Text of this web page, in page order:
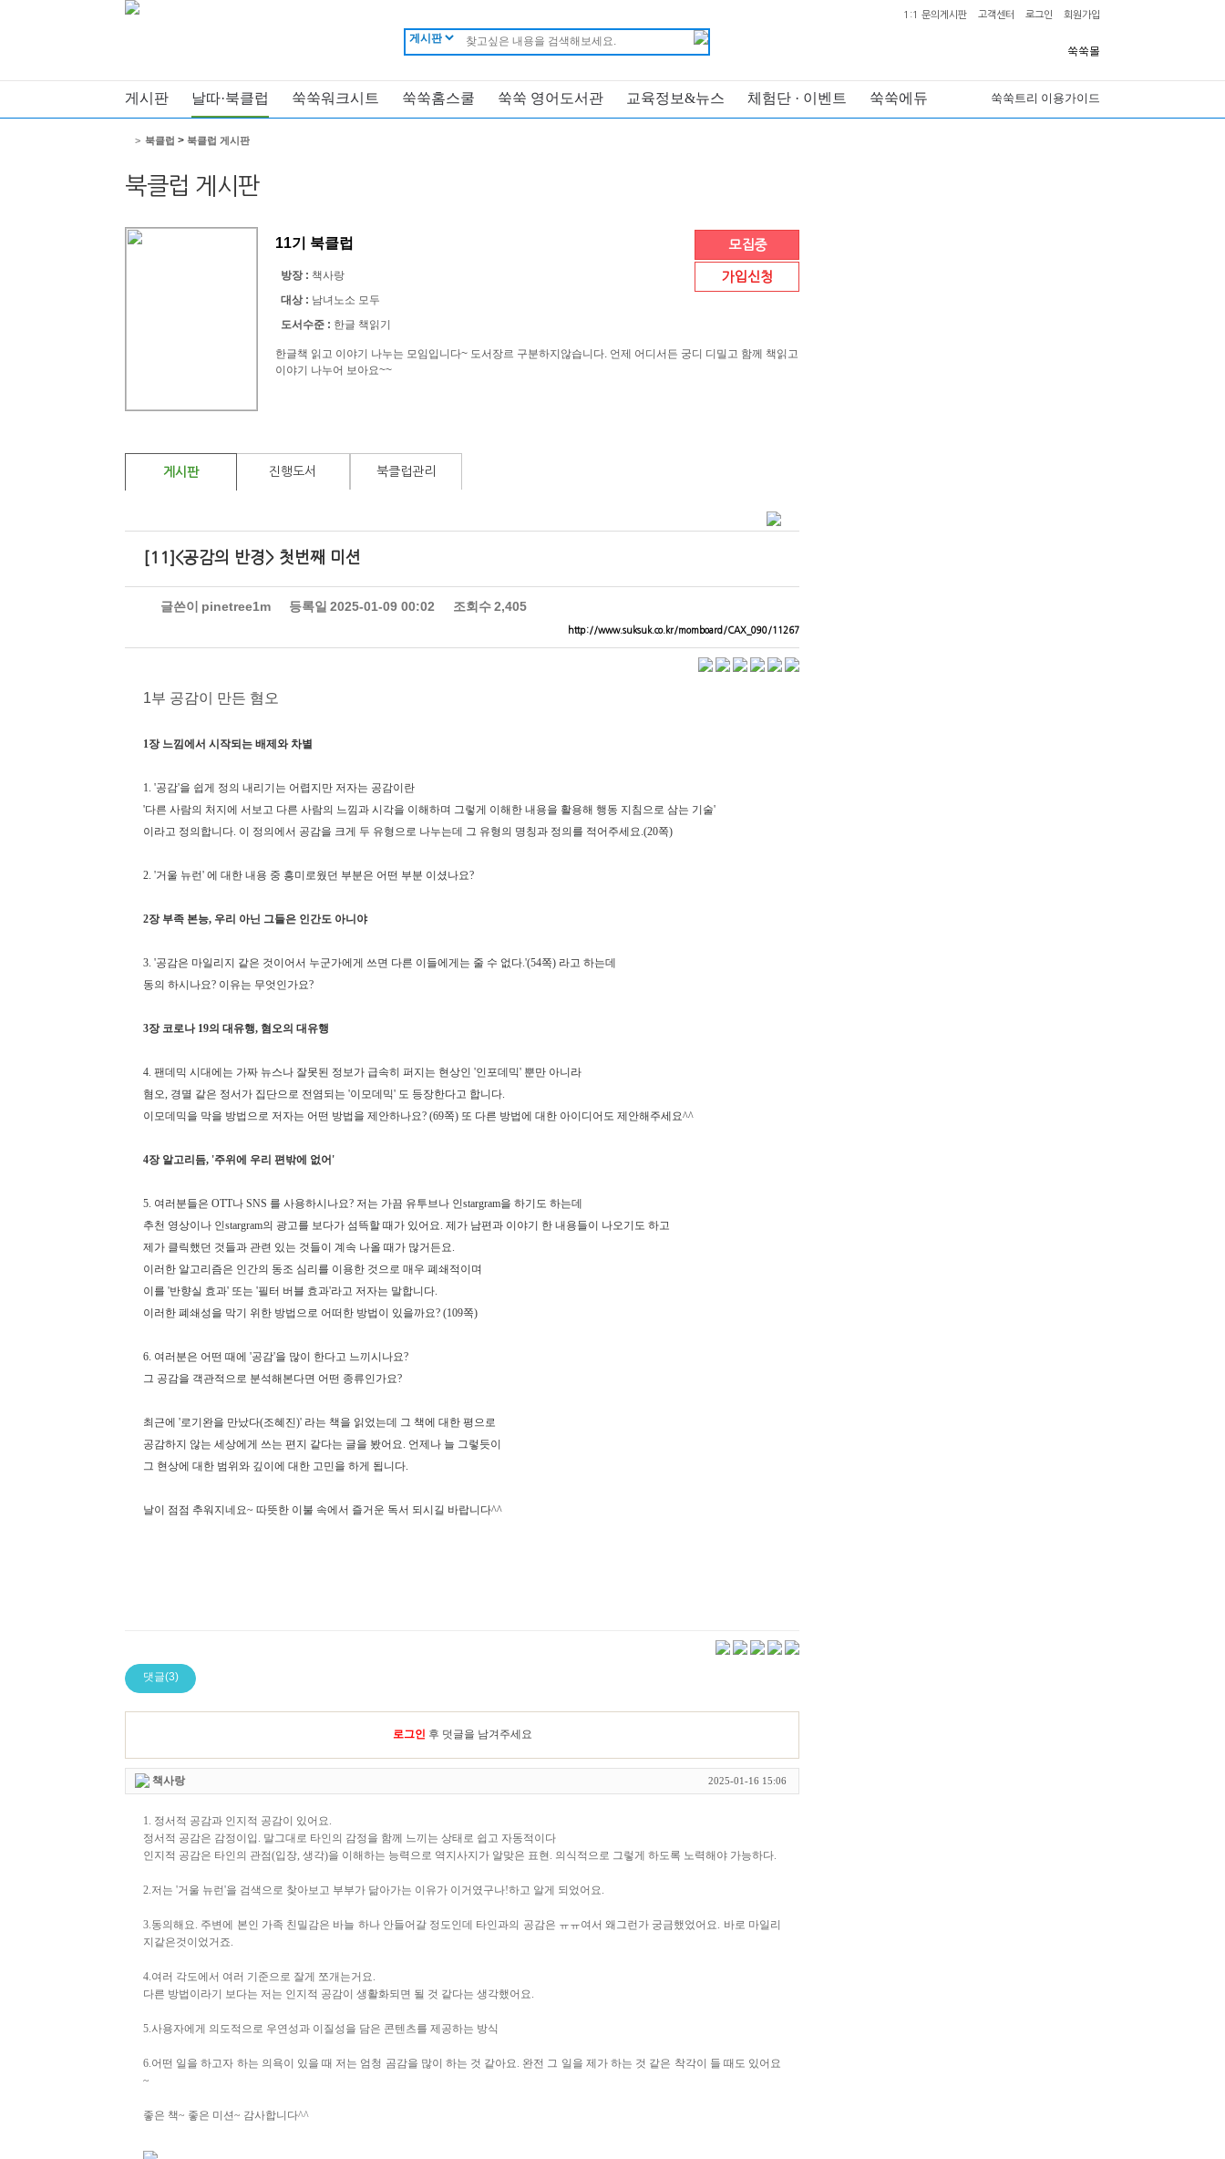
1:1 문의게시판 고객센터 로그인 회원가입
쑥쑥몰
게시판 날따·북클럽 쑥쑥워크시트 쑥쑥홈스쿨 쑥쑥 영어도서관 교육정보&뉴스 체험단 · 이벤트 쑥쑥에듀 쑥쑥트리 이용가이드
북클럽 게시판
> 북클럽 > 북클럽 게시판
11기 북클럽
방장 : 책사랑
대상 : 남녀노소 모두
도서수준 : 한글 책읽기
한글책 읽고 이야기 나누는 모임입니다~ 도서장르 구분하지않습니다. 언제 어디서든 궁디 디밀고 함께 책읽고
이야기 나누어 보아요~~
모집중
가입신청
게시판 진행도서 북클럽관리
[11]<공감의 반경> 첫번째 미션
글쓴이 pinetree1m 등록일 2025-01-09 00:02 조회수2,405
http://www.suksuk.co.kr/momboard/CAX_090/11267
1부 공감이 만든 혐오
1장 느낌에서 시작되는 배제와 차별
1. '공감'을 쉽게 정의 내리기는 어렵지만 저자는 공감이란
'다른 사람의 처지에 서보고 다른 사람의 느낌과 시각을 이해하며 그렇게 이해한 내용을 활용해 행동 지침으로 삼는 기술'
이라고 정의합니다. 이 정의에서 공감을 크게 두 유형으로 나누는데 그 유형의 명칭과 정의를 적어주세요.(20쪽)
2. '거울 뉴런' 에 대한 내용 중 흥미로웠던 부분은 어떤 부분 이셨나요?
2장 부족 본능, 우리 아닌 그들은 인간도 아니야
3. '공감은 마일리지 같은 것이어서 누군가에게 쓰면 다른 이들에게는 줄 수 없다.'(54쪽) 라고 하는데
동의 하시나요? 이유는 무엇인가요?
3장 코로나 19의 대유행, 혐오의 대유행
4. 팬데믹 시대에는 가짜 뉴스나 잘못된 정보가 급속히 퍼지는 현상인 '인포데믹' 뿐만 아니라
혐오, 경멸 같은 정서가 집단으로 전염되는 '이모데믹' 도 등장한다고 합니다.
이모데믹을 막을 방법으로 저자는 어떤 방법을 제안하나요? (69쪽) 또 다른 방법에 대한 아이디어도 제안해주세요^^
4장 알고리듬, '주위에 우리 편밖에 없어'
5. 여러분들은 OTT나 SNS 를 사용하시나요? 저는 가끔 유투브나 인stargram을 하기도 하는데
추천 영상이나 인stargram의 광고를 보다가 섬뜩할 때가 있어요. 제가 남편과 이야기 한 내용들이 나오기도 하고
제가 클릭했던 것들과 관련 있는 것들이 계속 나올 때가 많거든요.
이러한 알고리즘은 인간의 동조 심리를 이용한 것으로 매우 폐쇄적이며
이를 '반향실 효과' 또는 '필터 버블 효과'라고 저자는 말합니다.
이러한 폐쇄성을 막기 위한 방법으로 어떠한 방법이 있을까요? (109쪽)
6. 여러분은 어떤 때에 '공감'을 많이 한다고 느끼시나요?
그 공감을 객관적으로 분석해본다면 어떤 종류인가요?
최근에 '로기완을 만났다(조혜진)' 라는 책을 읽었는데 그 책에 대한 평으로
공감하지 않는 세상에게 쓰는 편지 같다는 글을 봤어요. 언제나 늘 그렇듯이
그 현상에 대한 범위와 깊이에 대한 고민을 하게 됩니다.
날이 점점 추워지네요~ 따뜻한 이불 속에서 즐거운 독서 되시길 바랍니다^^
댓글(3)
로그인 후 덧글을 남겨주세요
책사랑 2025-01-16 15:06
1. 정서적 공감과 인지적 공감이 있어요.
정서적 공감은 감정이입. 말그대로 타인의 감정을 함께 느끼는 상태로 쉽고 자동적이다
인지적 공감은 타인의 관점(입장, 생각)을 이해하는 능력으로 역지사지가 알맞은 표현. 의식적으로 그렇게 하도록 노력해야 가능하다.
2.저는 '거울 뉴런'을 검색으로 찾아보고 부부가 닮아가는 이유가 이거였구나!하고 알게 되었어요.
3.동의해요. 주변에 본인 가족 친밀감은 바늘 하나 안들어갈 정도인데 타인과의 공감은 ㅠㅠ여서 왜그런가 궁금했었어요. 바로 마일리
지같은것이었거죠.
4.여러 각도에서 여러 기준으로 잘게 쪼개는거요.
다른 방법이라기 보다는 저는 인지적 공감이 생활화되면 될 것 같다는 생각했어요.
5.사용자에게 의도적으로 우연성과 이질성을 담은 콘텐츠를 제공하는 방식
6.어떤 일을 하고자 하는 의욕이 있을 때 저는 엄청 곰감을 많이 하는 것 같아요. 완전 그 일을 제가 하는 것 같은 착각이 들 때도 있어요
~
좋은 책~ 좋은 미션~ 감사합니다^^